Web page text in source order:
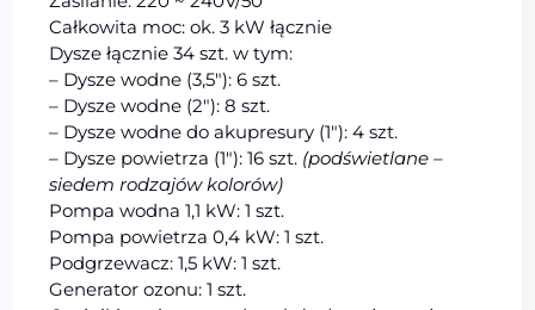
Całkowita moc: ok. 3 kW łącznie
Dysze łącznie 34 szt. w tym:
– Dysze wodne (3,5″): 6 szt.
– Dysze wodne (2″): 8 szt.
– Dysze wodne do akupresury (1″): 4 szt.
– Dysze powietrza (1″): 16 szt. (podświetlane –
siedem rodzajów kolorów)
Pompa wodna 1,1 kW: 1 szt.
Pompa powietrza 0,4 kW: 1 szt.
Podgrzewacz: 1,5 kW: 1 szt.
Generator ozonu: 1 szt.